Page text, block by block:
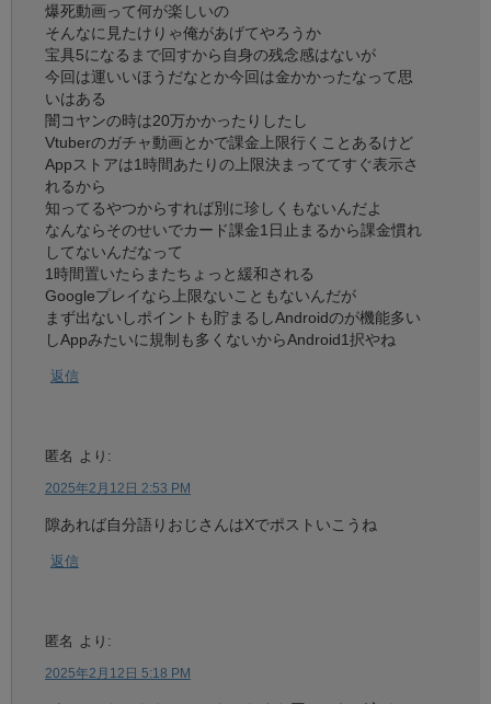
爆死動画って何が楽しいの
そんなに見たけりゃ俺があげてやろうか
宝具5になるまで回すから自身の残念感はないが
今回は運いいほうだなとか今回は金かかったなって思
いはある
闇コヤンの時は20万かかったりしたし
Vtuberのガチャ動画とかで課金上限行くことあるけど
Appストアは1時間あたりの上限決まっててすぐ表示さ
れるから
知ってるやつからすれば別に珍しくもないんだよ
なんならそのせいでカード課金1日止まるから課金慣れ
してないんだなって
1時間置いたらまたちょっと緩和される
Googleプレイなら上限ないこともないんだが
まず出ないしポイントも貯まるしAndroidのが機能多い
しAppみたいに規制も多くないからAndroid1択やね
返信
匿名 より:
2025年2月12日 2:53 PM
隙あれば自分語りおじさんはXでポストいこうね
返信
匿名 より:
2025年2月12日 5:18 PM